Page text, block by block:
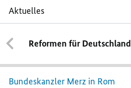
Aktuelles
Uns
liegt
die
Zukunft
Europas
am
Herzen
Reformen für Deutschland
Bundeskanzler Merz in Rom